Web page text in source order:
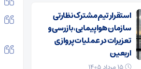
استقرار تیم مشترک نظارتی
سازمان هواپیمایی، بازرسی و
تعزیرات در عملیات پروازی
اربعین